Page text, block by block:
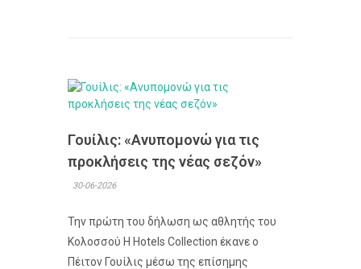
Γουίλις: «Ανυπομονώ για τις
προκλήσεις της νέας σεζόν»
30-06-2026
Την πρώτη του δήλωση ως αθλητής του
Κολοσσού H Hotels Collection έκανε ο
Πέιτον Γουίλις μέσω της επίσημης